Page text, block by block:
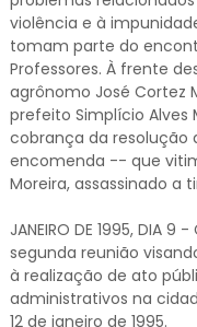
violência e à
tomam parte do
Professores. À frente
agrônomo José Cortez
prefeito Simplício Alves
cobrança da
encomenda -- que
Moreira, assassinado a
JANEIRO DE 1995, DIA
segunda reunião
à realização de ato
administrativos na
12 de janeiro de 1995.